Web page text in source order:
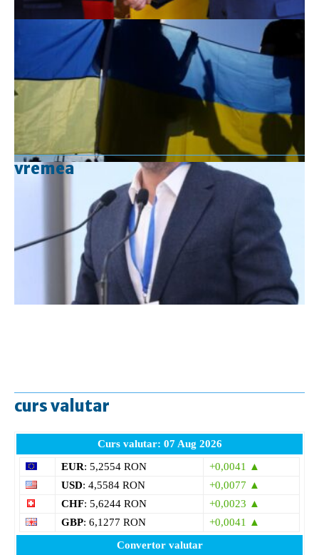
vremea
curs valutar
Curs valutar: 07 Aug 2026
EUR: 5,2554 RON
+0,0041 ▲
USD: 4,5584 RON
+0,0077 ▲
CHF: 5,6244 RON
+0,0023 ▲
GBP: 6,1277 RON
+0,0041 ▲
Convertor valutar